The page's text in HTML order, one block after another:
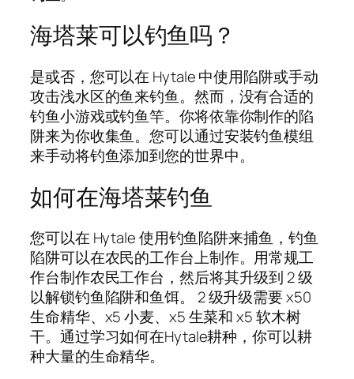
海塔莱可以钓鱼吗？
是或否，您可以在 Hytale 中使用陷阱或手动
攻击浅水区的鱼来钓鱼。然而，没有合适的
钓鱼小游戏或钓鱼竿。你将依靠你制作的陷
阱来为你收集鱼。您可以通过安装钓鱼模组
来手动将钓鱼添加到您的世界中。
如何在海塔莱钓鱼
您可以在 Hytale 使用钓鱼陷阱来捕鱼，钓鱼
陷阱可以在农民的工作台上制作。用常规工
作台制作农民工作台，然后将其升级到 2 级
以解锁钓鱼陷阱和鱼饵。 2 级升级需要 x50
生命精华、x5 小麦、x5 生菜和 x5 软木树
干。通过学习如何在Hytale耕种，你可以耕
种大量的生命精华。